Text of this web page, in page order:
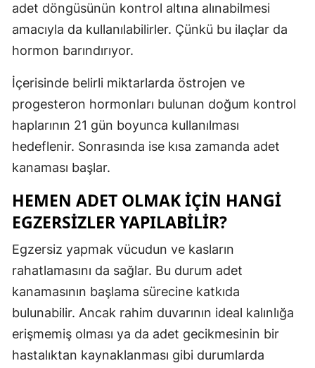
adet döngüsünün kontrol altına alınabilmesi
amacıyla da kullanılabilirler. Çünkü bu ilaçlar da
hormon barındırıyor.
İçerisinde belirli miktarlarda östrojen ve
progesteron hormonları bulunan doğum kontrol
haplarının 21 gün boyunca kullanılması
hedeflenir. Sonrasında ise kısa zamanda adet
kanaması başlar.
HEMEN ADET OLMAK İÇIN HANGI
EGZERSIZLER YAPILABILIR?
Egzersiz yapmak vücudun ve kasların
rahatlamasını da sağlar. Bu durum adet
kanamasının başlama sürecine katkıda
bulunabilir. Ancak rahim duvarının ideal kalınlığa
erişmemiş olması ya da adet gecikmesinin bir
hastalıktan kaynaklanması gibi durumlarda